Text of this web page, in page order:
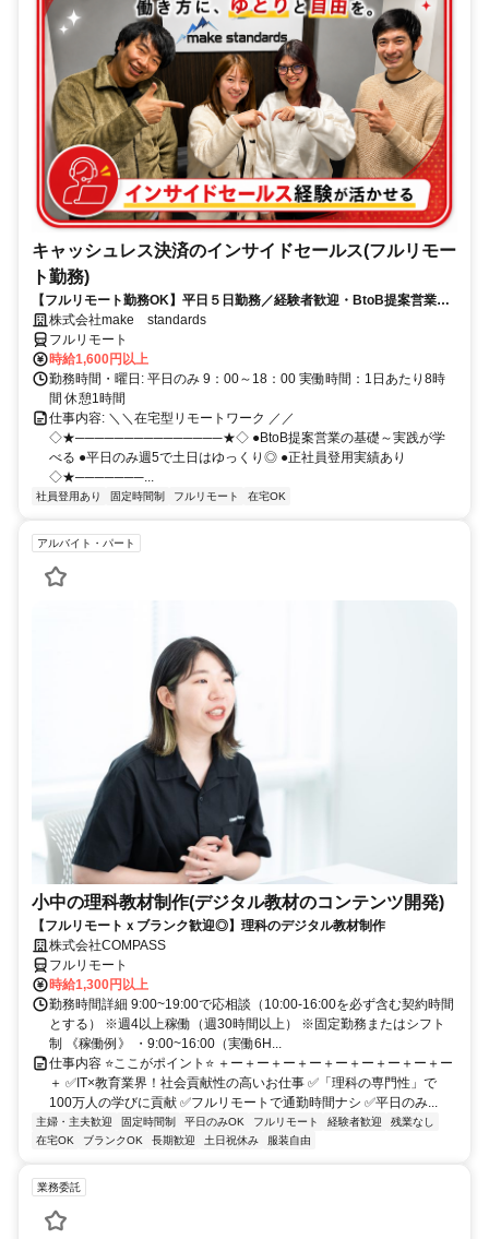
キャッシュレス決済のインサイドセールス(フルリモー
ト勤務)
【フルリモート勤務OK】平日５日勤務／経験者歓迎・BtoB提案営業で
スキルアップ
株式会社make standards
フルリモート
時給1,600円以上
勤務時間・曜日: 平日のみ 9：00～18：00 実働時間：1日あたり8時
間 休憩1時間
仕事内容: ＼＼在宅型リモートワーク ／／
◇★───────────────★◇ ●BtoB提案営業の基礎～実践が学
べる ●平日のみ週5で土日はゆっくり◎ ●正社員登用実績あり
◇★───────...
社員登用あり 固定時間制 フルリモート 在宅OK
アルバイト・パート
小中の理科教材制作(デジタル教材のコンテンツ開発)
【フルリモートｘブランク歓迎◎】理科のデジタル教材制作
株式会社COMPASS
フルリモート
時給1,300円以上
勤務時間詳細 9:00~19:00で応相談（10:00-16:00を必ず含む契約時間
とする） ※週4以上稼働（週30時間以上） ※固定勤務またはシフト
制 《稼働例》 ・9:00~16:00（実働6H...
仕事内容 ⭐ここがポイント⭐ ＋ー＋ー＋ー＋ー＋ー＋ー＋ー＋ー＋ー
＋ ✅IT×教育業界！社会貢献性の高いお仕事 ✅「理科の専門性」で
100万人の学びに貢献 ✅フルリモートで通勤時間ナシ ✅平日のみ...
主婦・主夫歓迎 固定時間制 平日のみOK フルリモート 経験者歓迎
残業なし
在宅OK
ブランクOK 長期歓迎 土日祝休み 服装自由
業務委託